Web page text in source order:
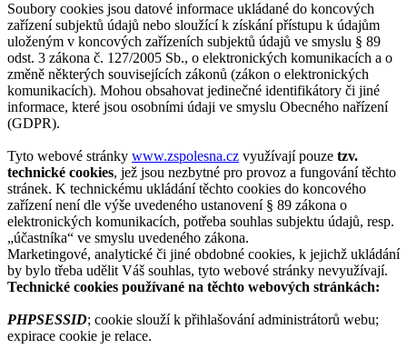
Soubory cookies jsou datové informace ukládané do koncových
zařízení subjektů údajů nebo sloužící k získání přístupu k údajům
uloženým v koncových zařízeních subjektů údajů ve smyslu § 89
odst. 3 zákona č. 127/2005 Sb., o elektronických komunikacích a o
změně některých souvisejících zákonů (zákon o elektronických
komunikacích). Mohou obsahovat jedinečné identifikátory či jiné
informace, které jsou osobními údaji ve smyslu Obecného nařízení
(GDPR).
Tyto webové stránky www.zspolesna.cz využívají pouze tzv.
technické cookies, jež jsou nezbytné pro provoz a fungování těchto
stránek. K technickému ukládání těchto cookies do koncového
zařízení není dle výše uvedeného ustanovení § 89 zákona o
elektronických komunikacích, potřeba souhlas subjektu údajů, resp.
„účastníka“ ve smyslu uvedeného zákona.
Marketingové, analytické či jiné obdobné cookies, k jejichž ukládání
by bylo třeba udělit Váš souhlas, tyto webové stránky nevyužívají.
Technické cookies používané na těchto webových stránkách:
PHPSESSID; cookie slouží k přihlašování administrátorů webu;
expirace cookie je relace.